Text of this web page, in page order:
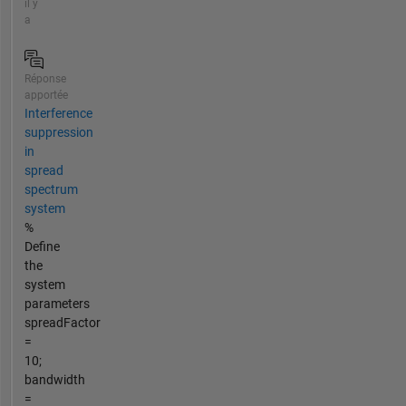
il y
a
Réponse
apportée
Interference
suppression
in
spread
spectrum
system
%
Define
the
system
parameters
spreadFactor
=
10;
bandwidth
=